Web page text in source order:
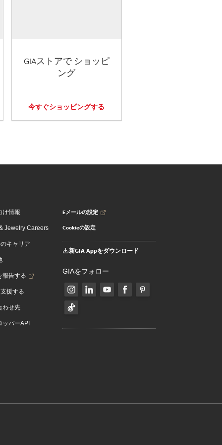
GIAストアで ショッピ
ング
今すぐショッピングする
け情報
Jewelry Careers
キャリア
報告する
援する
わせ先
ッパーAPI
Eメールの設定
Cookieの設定
新GIA Appをダウンロード
GIAをフォロー